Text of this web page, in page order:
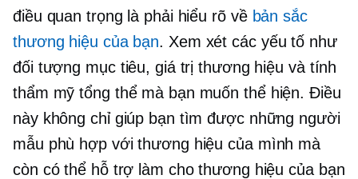
điều quan trọng là phải hiểu rõ về bản sắc
thương hiệu của bạn. Xem xét các yếu tố như
đối tượng mục tiêu, giá trị thương hiệu và tính
thẩm mỹ tổng thể mà bạn muốn thể hiện. Điều
này không chỉ giúp bạn tìm được những người
mẫu phù hợp với thương hiệu của mình mà
còn có thể hỗ trợ làm cho thương hiệu của bạn